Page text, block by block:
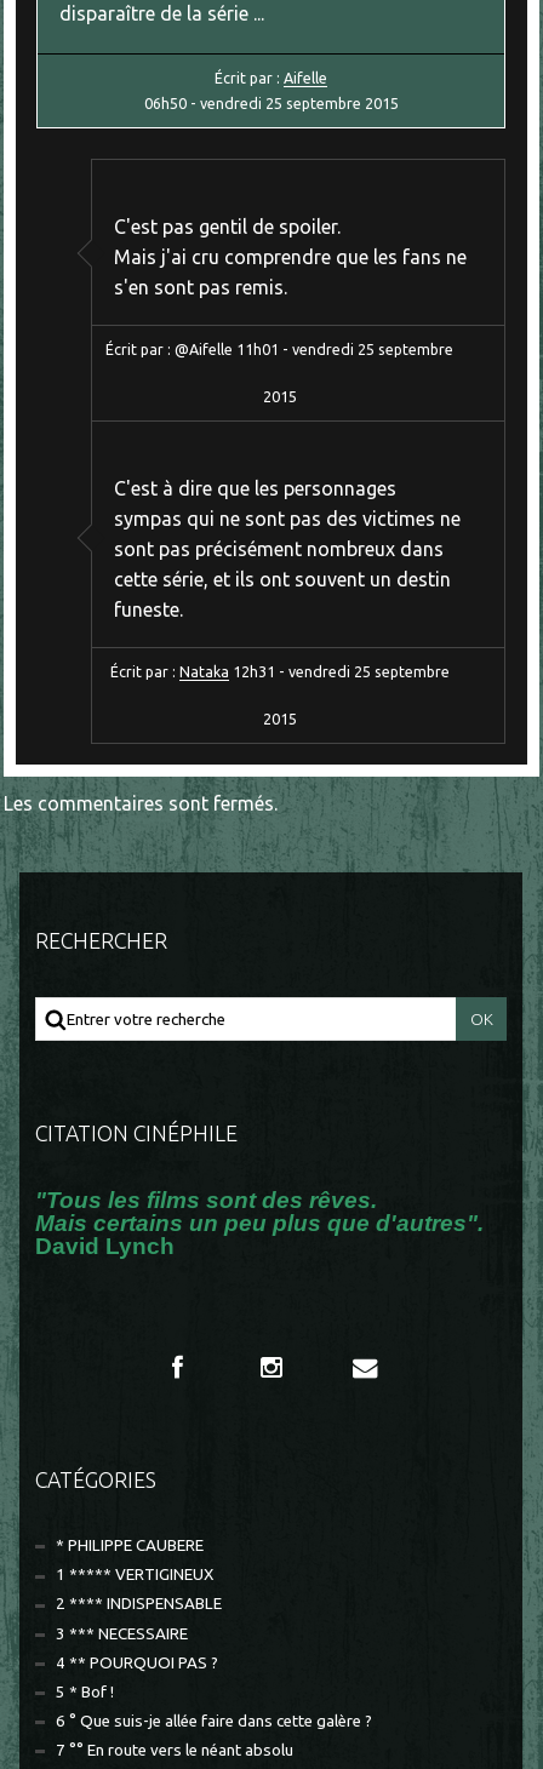
disparaître de la série ...
Écrit par :Aifelle
06h50- vendredi 25 septembre 2015
C'est pas gentil de spoiler.
Mais j'ai cru comprendre que les fans ne
s'en sont pas remis.
Écrit par :@Aifelle 11h01 -vendredi 25 septembre
2015
C'est à dire que les personnages
sympas qui ne sont pas des victimes ne
sont pas précisément nombreux dans
cette série, et ils ont souvent un destin
funeste.
Écrit par : Nataka 12h31 - vendredi 25 septembre
2015
Les commentaires sont fermés.
RECHERCHER
CITATION CINÉPHILE
"Tous les films sont des rêves.
Mais certains un peu plus que d'autres".
David Lynch
CATÉGORIES
* PHILIPPE CAUBERE
1 ***** VERTIGINEUX
2 **** INDISPENSABLE
3 *** NECESSAIRE
4 ** POURQUOI PAS ?
5 * Bof !
6 ° Que suis-je allée faire dans cette galère ?
7 °° En route vers le néant absolu